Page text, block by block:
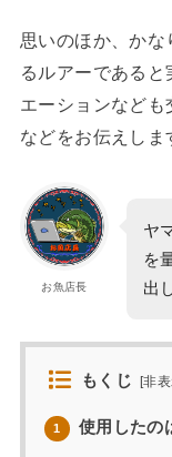
思いのほか、か
るルアーであると
エーションなども
などをお伝えしま
お魚店長
ヤ
を
出
もくじ [非
1 使用したの